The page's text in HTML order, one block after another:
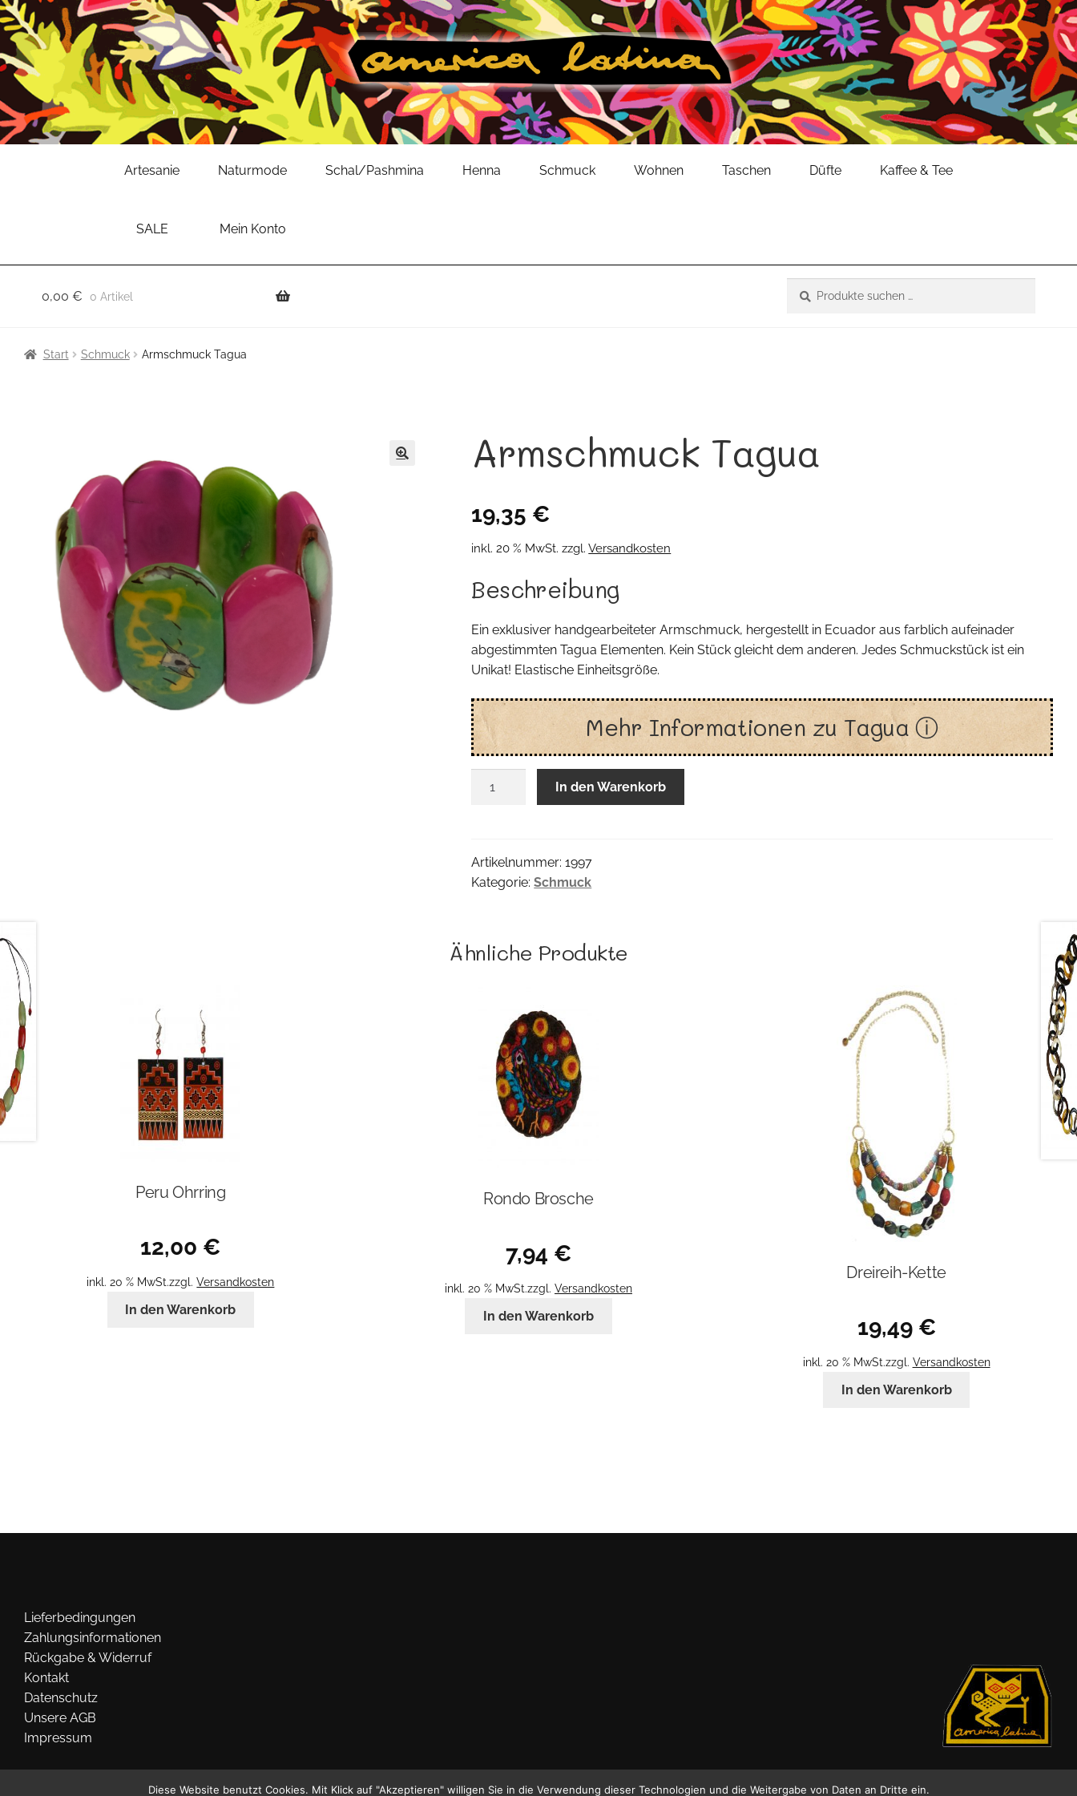
Artesanie Naturmode Schal/Pashmina Henna Schmuck Wohnen Taschen Düfte Kaffee & Tee
SALE Mein Konto
0,00 € 0 Artikel
nach:
Start Schmuck Armschmuck Tagua
Armschmuck Tagua
19,35 €
inkl. 20 % MwSt. zzgl.Versandkosten
Beschreibung
Ein exklusiver handgearbeiteter Armschmuck, hergestellt in Ecuador aus farblich aufeinader
abgestimmten Tagua Elementen. Kein Stück gleicht dem anderen. Jedes Schmuckstück ist ein
Unikat! Elastische Einheitsgröße.
Mehr Informationen zu Tagua ⓘ
In den Warenkorb
Artikelnummer:1997
Kategorie:Schmuck
Ähnliche Produkte
Peru Ohrring
12,00 €
inkl. 20 % MwSt.zzgl.Versandkosten
In den Warenkorb
Rondo Brosche
7,94 €
inkl. 20 % MwSt.zzgl. Versandkosten
In den Warenkorb
Dreireih-Kette
19,49 €
inkl. 20 % MwSt.zzgl. Versandkosten
In den Warenkorb
Lieferbedingungen
Zahlungsinformationen
Rückgabe & Widerruf
Kontakt
Datenschutz
Unsere AGB
Impressum
Diese Website benutzt Cookies. Mit Klick auf "Akzeptieren" willigen Sie in die Verwendung dieser Technologien und die Weitergabe von Daten an Dritte ein.